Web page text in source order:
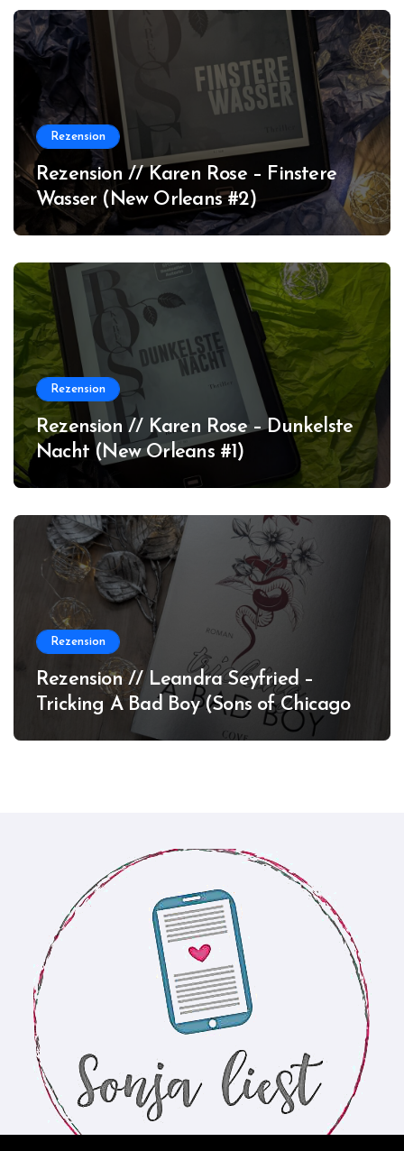
Rezension
Rezension // Karen Rose – Finstere
Wasser (New Orleans #2)
Rezension
Rezension // Karen Rose – Dunkelste
Nacht (New Orleans #1)
Rezension
Rezension // Leandra Seyfried –
Tricking A Bad Boy (Sons of Chicago